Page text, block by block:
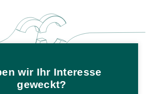
wir Ihr Interesse
geweckt?